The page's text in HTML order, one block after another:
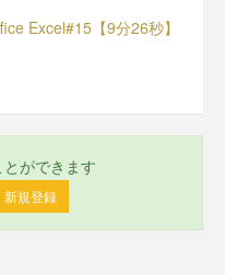
Excel#15【9分26秒】
ができます
新規登録